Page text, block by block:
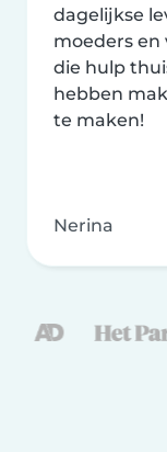
dagelijkse
moeders en
die hulp
hebben
te maken!
Nerina